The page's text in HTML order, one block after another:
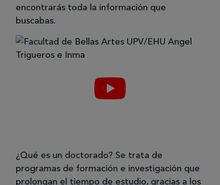
encontrarás toda la información que
buscabas.
¿Qué es un doctorado? Se trata de
programas de formación e investigación que
prolongan el tiempo de estudio, gracias a los